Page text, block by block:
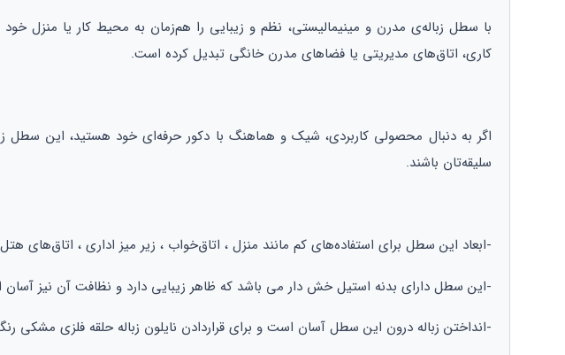
با سطل زباله‌ی مدرن و مینیمالیستی، نظم و زیبایی را هم‌زمان به محیط کار یا منزل
کاری، اتاق‌های مدیریتی یا فضاهای مدرن خانگی تبدیل کرده است.
اگر به دنبال محصولی کاربردی، شیک و هماهنگ با دکور حرفه‌ای خود هستید، این سطل
سلیقه‌تان باشند.
-ابعاد این سطل برای استفاده‌های کم مانند منزل ، اتاق‌خواب ، زیر میز اداری ، اتاق‌های
-این سطل دارای بدنه استیل خش دار می باشد که ظاهر زیبایی دارد و نظافت آن نیز
-انداختن زباله درون این سطل آسان است و برای قراردادن نایلون زباله حلقه فلزی مشکی